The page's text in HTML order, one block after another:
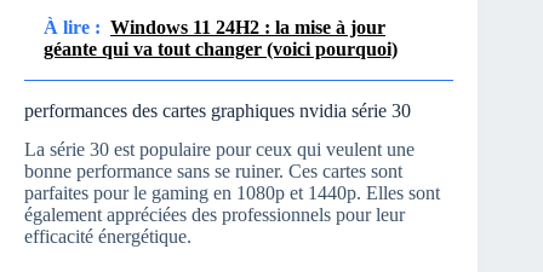
À lire : Windows 11 24H2 : la mise à jour
géante qui va tout changer (voici pourquoi)
performances des cartes graphiques nvidia série 30
La série 30 est populaire pour ceux qui veulent une
bonne performance sans se ruiner. Ces cartes sont
parfaites pour le gaming en 1080p et 1440p. Elles sont
également appréciées des professionnels pour leur
efficacité énergétique.